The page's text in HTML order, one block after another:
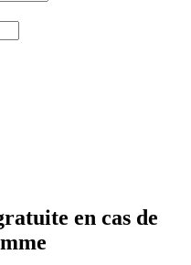
en cas de